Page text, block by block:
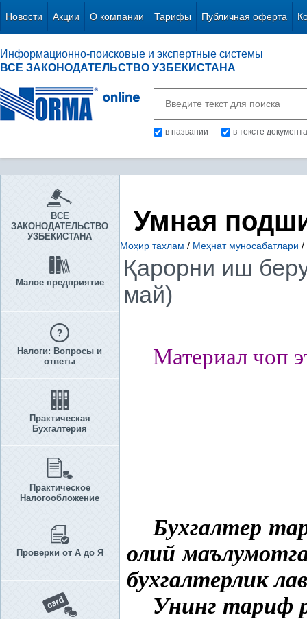
Новости Акции О компании Тарифы Публичная оферта
Информационно-поисковые и экспертные системы
ВСЕ ЗАКОНОДАТЕЛЬСТВО УЗБЕКИСТАНА
в названии в тексте документа
ВСЕ
ЗАКОНОДАТЕЛЬСТВО
УЗБЕКИСТАНА
Малое предприятие
Налоги: Вопросы и
ответы
Практическая
Бухгалтерия
Практическое
Налогообложение
Проверки от А до Я
Умная
Моҳир тахлам / Меҳнат муносабатлари /
Қарорни иш
май)
Материал чоп
Бухгалтер
олий
бухгалтерлик
Унинг тариф